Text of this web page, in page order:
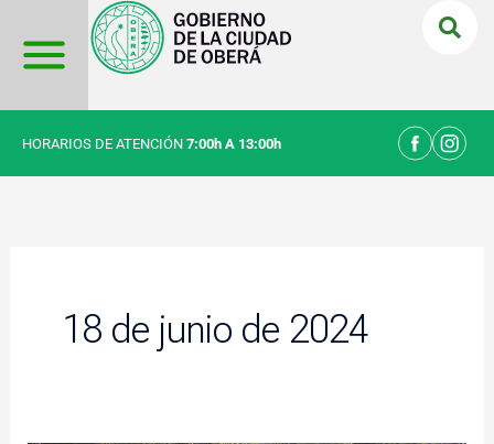
contenido
HORARIOS DE ATENCIÓN 7:00h A 13:00h
18 de junio de 2024